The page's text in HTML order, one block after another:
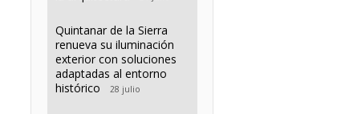
Quintanar de la Sierra
renueva su iluminación
exterior con soluciones
adaptadas al entorno
histórico
28 julio